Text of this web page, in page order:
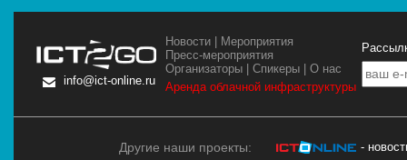
info@ict-online.ru
Новости | Мероприятия
Пресс-мероприятия
Организаторы |Спикеры |О нас
Аренда облачной инфраструктуры
Другие наши проекты: -